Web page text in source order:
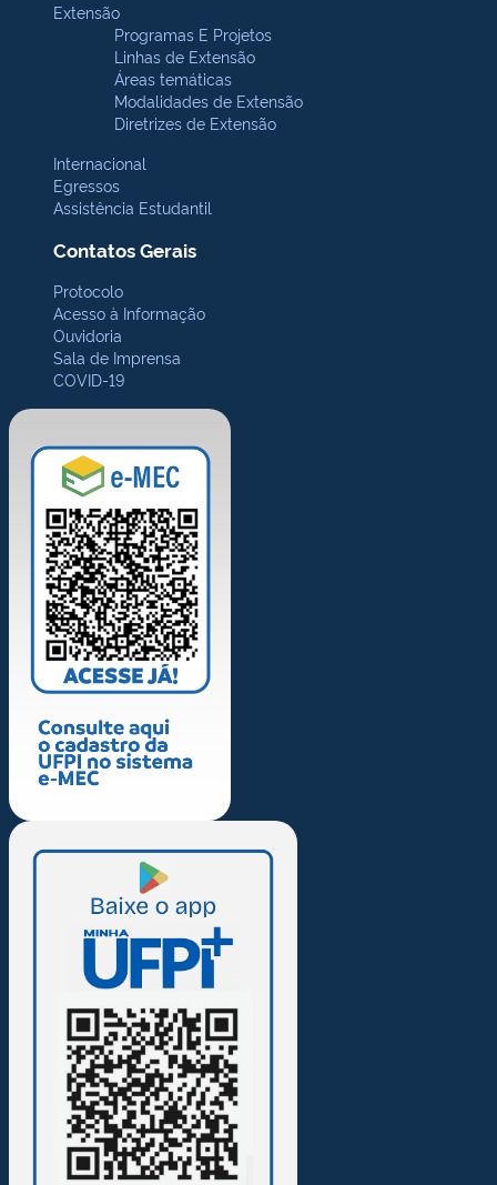
Extensão
Programas E Projetos
Linhas de Extensão
Áreas temáticas
Modalidades de Extensão
Diretrizes de Extensão
Internacional
Egressos
Assistência Estudantil
Contatos Gerais
Protocolo
Acesso à Informação
Ouvidoria
Sala de Imprensa
COVID-19